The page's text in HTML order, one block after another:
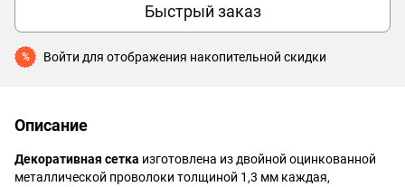
Быстрый заказ
% Войти для отображения накопительной скидки
Описание
Декоративная сетка изготовлена из двойной оцинкованной
металлической проволоки толщиной 1,3 мм каждая,